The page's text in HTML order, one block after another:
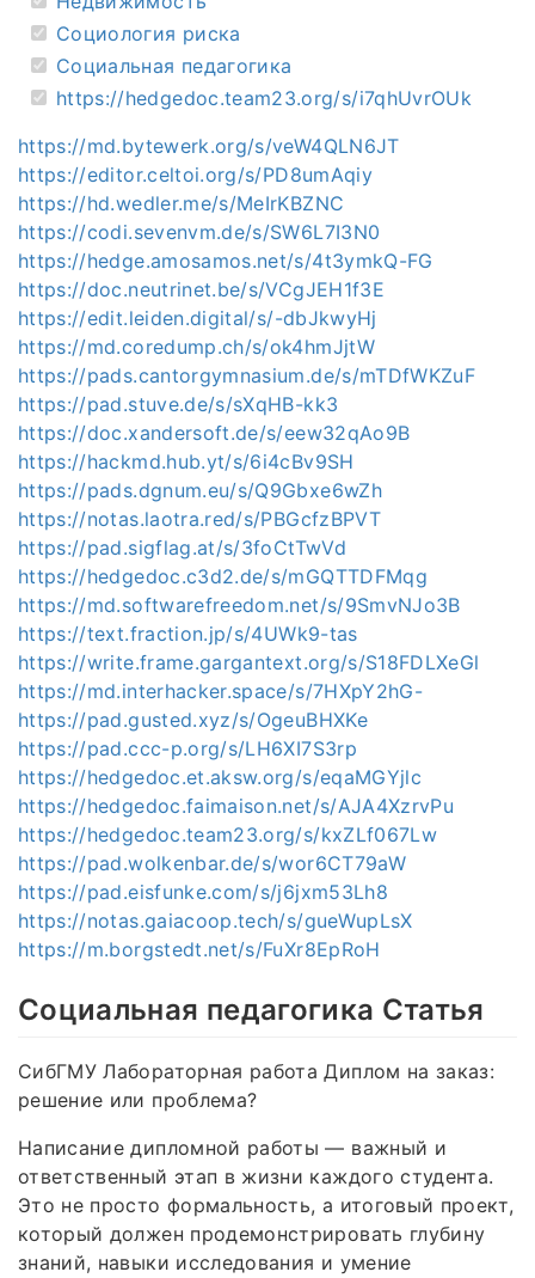
Социология риска
Социальная педагогика
https://hedgedoc.team23.org/s/i7qhUvrOUk
https://md.bytewerk.org/s/veW4QLN6JT
https://editor.celtoi.org/s/PD8umAqiy
https://hd.wedler.me/s/MeIrKBZNC
https://codi.sevenvm.de/s/SW6L7I3N0
https://hedge.amosamos.net/s/4t3ymkQ-FG
https://doc.neutrinet.be/s/VCgJEH1f3E
https://edit.leiden.digital/s/-dbJkwyHj
https://md.coredump.ch/s/ok4hmJjtW
https://pads.cantorgymnasium.de/s/mTDfWKZuF
https://pad.stuve.de/s/sXqHB-kk3
https://doc.xandersoft.de/s/eew32qAo9B
https://hackmd.hub.yt/s/6i4cBv9SH
https://pads.dgnum.eu/s/Q9Gbxe6wZh
https://notas.laotra.red/s/PBGcfzBPVT
https://pad.sigflag.at/s/3foCtTwVd
https://hedgedoc.c3d2.de/s/mGQTTDFMqg
https://md.softwarefreedom.net/s/9SmvNJo3B
https://text.fraction.jp/s/4UWk9-tas
https://write.frame.gargantext.org/s/S18FDLXeGl
https://md.interhacker.space/s/7HXpY2hG-
https://pad.gusted.xyz/s/OgeuBHXKe
https://pad.ccc-p.org/s/LH6XI7S3rp
https://hedgedoc.et.aksw.org/s/eqaMGYjlc
https://hedgedoc.faimaison.net/s/AJA4XzrvPu
https://hedgedoc.team23.org/s/kxZLf067Lw
https://pad.wolkenbar.de/s/wor6CT79aW
https://pad.eisfunke.com/s/j6jxm53Lh8
https://notas.gaiacoop.tech/s/gueWupLsX
https://m.borgstedt.net/s/FuXr8EpRoH
Социальная педагогика Статья
СибГМУ Лабораторная работа Диплом на заказ:
решение или проблема?
Написание дипломной работы — важный и
ответственный этап в жизни каждого студента.
Это не просто формальность, а итоговый проект,
который должен продемонстрировать глубину
знаний, навыки исследования и умение